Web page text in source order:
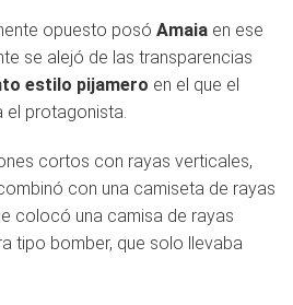
opuesto posó Amaia en ese
se alejó de las transparencias
estilo pijamero en el que el
el protagonista.
cortos con rayas verticales,
con una camiseta de rayas
colocó una camisa de rayas
tipo bomber, que solo llevaba